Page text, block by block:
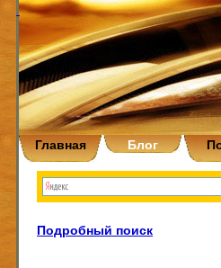
Главная Блог
Подробный поиск